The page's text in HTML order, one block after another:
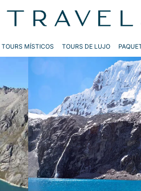
TOURS MÍSTICOS TOURS DE LUJO